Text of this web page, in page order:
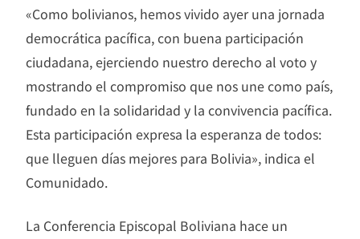
«Como bolivianos, hemos vivido ayer una jornada
democrática pacífica, con buena participación
ciudadana, ejerciendo nuestro derecho al voto y
mostrando el compromiso que nos une como país,
fundado en la solidaridad y la convivencia pacífica.
Esta participación expresa la esperanza de todos:
que lleguen días mejores para Bolivia», indica el
Comunidado.
La Conferencia Episcopal Boliviana hace un